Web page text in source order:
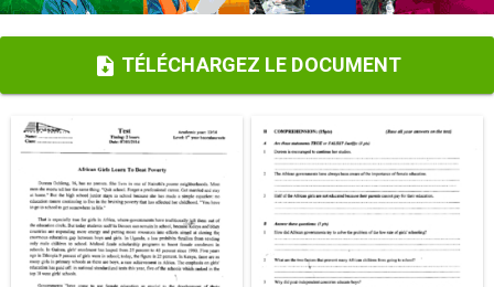
TÉLÉCHARGEZ LE DOCUMENT